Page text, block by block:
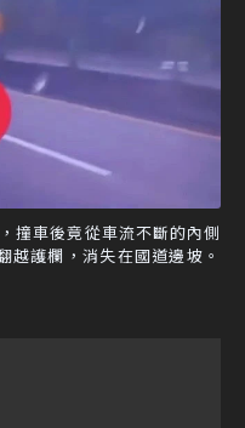
撞車後竟從車流不斷的內側
越護欄，消失在國道邊坡。